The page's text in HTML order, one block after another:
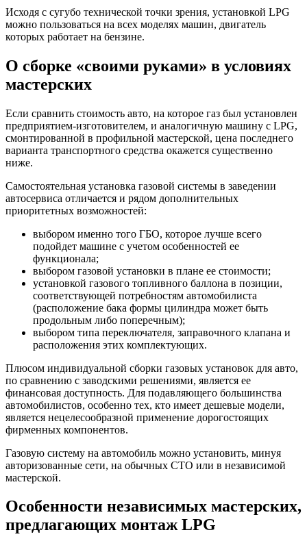
Исходя с сугубо технической точки зрения, установкой LPG
можно пользоваться на всех моделях машин, двигатель
которых работает на бензине.
О сборке «своими руками» в условиях
мастерских
Если сравнить стоимость авто, на которое газ был установлен
предприятием-изготовителем, и аналогичную машину с LPG,
смонтированной в профильной мастерской, цена последнего
варианта транспортного средства окажется существенно
ниже.
Самостоятельная установка газовой системы в заведении
автосервиса отличается и рядом дополнительных
приоритетных возможностей:
выбором именно того ГБО, которое лучше всего
подойдет машине с учетом особенностей ее
функционала;
выбором газовой установки в плане ее стоимости;
установкой газового топливного баллона в позиции,
соответствующей потребностям автомобилиста
(расположение бака формы цилиндра может быть
продольным либо поперечным);
выбором типа переключателя, заправочного клапана и
расположения этих комплектующих.
Плюсом индивидуальной сборки газовых установок для авто,
по сравнению с заводскими решениями, является ее
финансовая доступность. Для подавляющего большинства
автомобилистов, особенно тех, кто имеет дешевые модели,
является нецелесообразной применение дорогостоящих
фирменных компонентов.
Газовую систему на автомобиль можно установить, минуя
авторизованные сети, на обычных СТО или в независимой
мастерской.
Особенности независимых мастерских,
предлагающих монтаж LPG